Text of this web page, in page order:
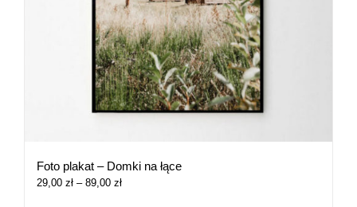
Foto plakat – Domki na łące
29,00 zł – 89,00 złZakres